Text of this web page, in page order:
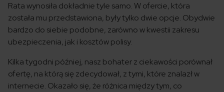
Rata wynosiła dokładnie tyle samo. W ofercie, która
została mu przedstawiona, były tylko dwie opcje. Obydwie
bardzo do siebie podobne, zarówno w kwestii zakresu
ubezpieczenia, jak i kosztów polisy.
Kilka tygodni później, nasz bohater z ciekawości porównał
ofertę, na którą się zdecydował, z tymi, które znalazł w
internecie. Okazało się, że różnica między tym, co